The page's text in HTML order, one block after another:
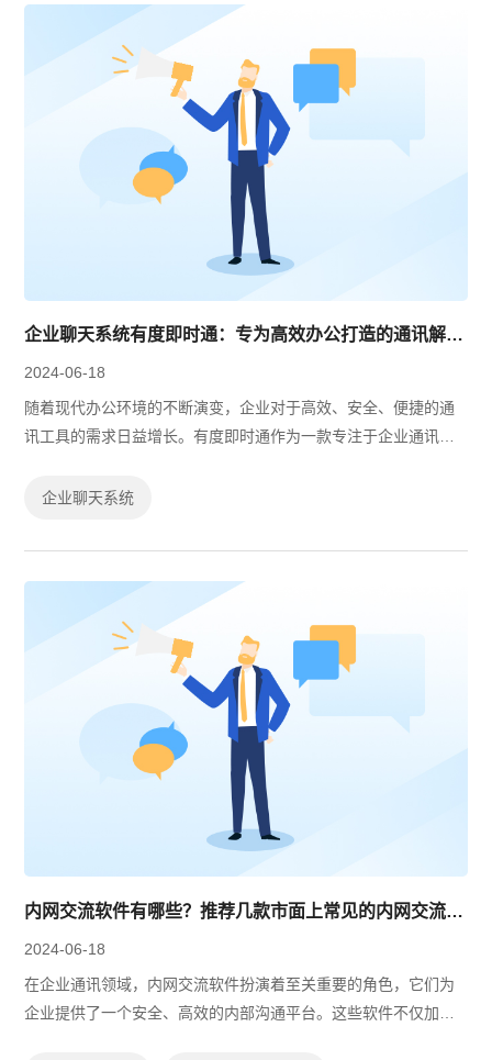
企业聊天系统有度即时通：专为高效办公打造的通讯解决方案
2024-06-18
随着现代办公环境的不断演变，企业对于高效、安全、便捷的通
讯工具的需求日益增长。有度即时通作为一款专注于企业通讯及
通讯解决方案。
企业聊天系统
内网交流软件有哪些？推荐几款市面上常见的内网交流软件
2024-06-18
在企业通讯领域，内网交流软件扮演着至关重要的角色，它们为
企业提供了一个安全、高效的内部沟通平台。这些软件不仅加强